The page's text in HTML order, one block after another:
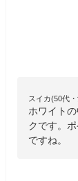
スイカ(50代
ホワイト
クです。
ですね。